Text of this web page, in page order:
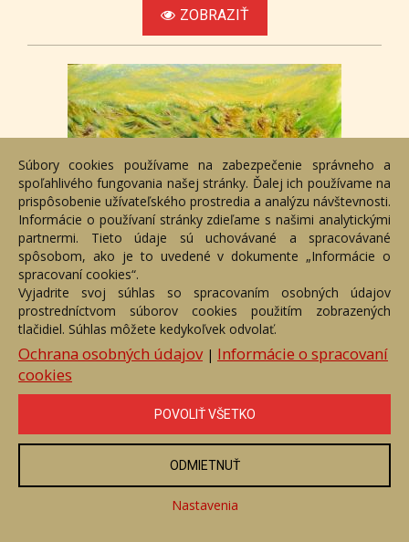
ZOBRAZIŤ
Pole so slnečným kvetom
Číslo položky: 9795
Voľný predaj
Cena: 73,03 €
Súbory cookies používame na zabezpečenie správneho a
spoľahlivého fungovania našej stránky. Ďalej ich používame na
prispôsobenie užívateľského prostredia a analýzu návštevnosti.
Informácie o používaní stránky zdieľame s našimi analytickými
partnermi. Tieto údaje sú uchovávané a spracovávané
spôsobom, ako je to uvedené v dokumente „Informácie o
spracovaní cookies“.
Vyjadrite svoj súhlas so spracovaním osobných údajov
prostredníctvom súborov cookies použitím zobrazených
tlačidiel. Súhlas môžete kedykoľvek odvolať.
Ochrana osobných údajov| Informácie o spracovaní
cookies
POVOLIŤ VŠETKO
ODMIETNUŤ
Nastavenia